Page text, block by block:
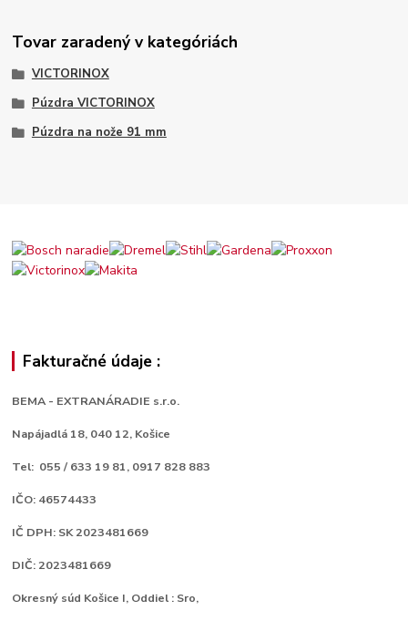
Tovar zaradený v kategóriách
VICTORINOX
Púzdra VICTORINOX
Púzdra na nože 91 mm
Fakturačné údaje :
BEMA - EXTRANÁRADIE s.r.o.
Napájadlá 18, 040 12, Košice
Tel: 055 / 633 19 81, 0917 828 883
IČO: 46574433
IČ DPH: SK 2023481669
DIČ: 2023481669
Okresný súd Košice I, Oddiel : Sro,